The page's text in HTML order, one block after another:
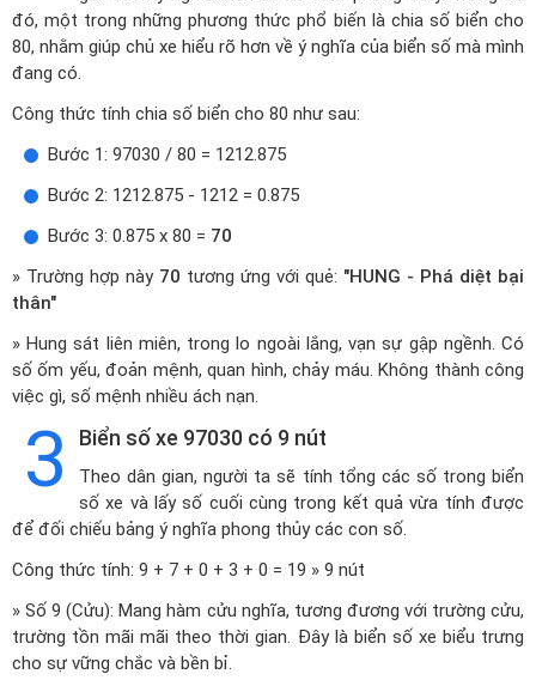
đó, một trong những phương thức phổ biến là chia số biển cho
80, nhằm giúp chủ xe hiểu rõ hơn về ý nghĩa của biển số mà mình
đang có.
Công thức tính chia số biển cho 80 như sau:
Bước 1: 97030 / 80 = 1212.875
Bước 2: 1212.875 - 1212 = 0.875
Bước 3: 0.875 x 80 = 70
» Trường hợp này 70 tương ứng với quẻ: "HUNG - Phá diệt bại
thân"
» Hung sát liên miên, trong lo ngoài lắng, vạn sự gập ngềnh. Có
số ốm yếu, đoản mệnh, quan hình, chảy máu. Không thành công
việc gì, số mệnh nhiều ách nạn.
3 Biển số xe 97030 có 9 nút
Theo dân gian, người ta sẽ tính tổng các số trong biển
số xe và lấy số cuối cùng trong kết quả vừa tính được
để đối chiếu bảng ý nghĩa phong thủy các con số.
Công thức tính: 9 + 7 + 0 + 3 + 0 = 19 » 9 nút
» Số 9 (Cửu): Mang hàm cửu nghĩa, tương đương với trường cửu,
trường tồn mãi mãi theo thời gian. Đây là biển số xe biểu trưng
cho sự vững chắc và bền bỉ.